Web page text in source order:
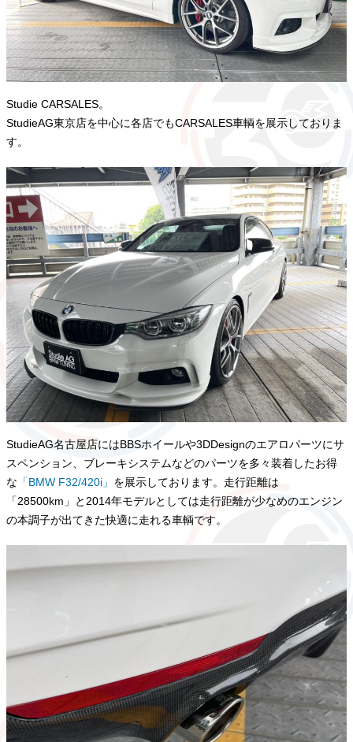
Studie CARSALES。
StudieAG東京店を中心に各店でもCARSALES車輌を展示しておりま
す。
StudieAG名古屋店にはBBSホイールや3DDesignのエアロパーツにサ
スペンション、ブレーキシステムなどのパーツを多々装着したお得
な 「BMW F32/420i」 を展示しております。走行距離は
「28500km」と2014年モデルとしては走行距離が少なめのエンジン
の本調子が出てきた快適に走れる車輌です。